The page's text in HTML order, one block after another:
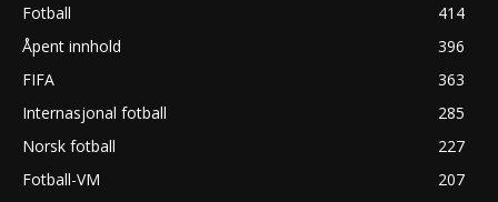
Fotball
414
Åpent innhold
396
FIFA
363
Internasjonal fotball
285
Norsk fotball
227
Fotball-VM
207